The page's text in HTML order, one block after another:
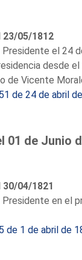
Regimiento
distingue por
Elegido en
electores
conjunta
otorgan sus
y vicepresidente,
de febrero de
presidente, ya
23/05/1812
Presidente el 24
desde
de Vicente
de 24 de abril
01 de Junio
30/04/1821
Presidente en el
de 1 de abril de